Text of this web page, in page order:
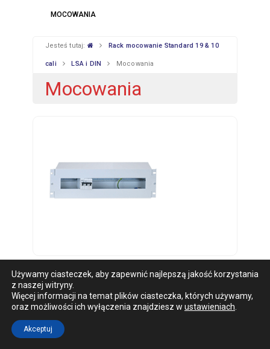
MOCOWANIA
Jesteś tutaj: Rack mocowanie Standard 19 & 10
cali LSA i DIN Mocowania
Mocowania
CHWILIWO BRAK PRODUKTÓW - ZAPRASZAMY
Używamy ciasteczek, aby zapewnić najlepszą jakość korzystania
z naszej witryny.
Więcej informacji na temat plików ciasteczka, których używamy,
oraz możliwości ich wyłączenia znajdziesz w ustawieniach
Akceptuj